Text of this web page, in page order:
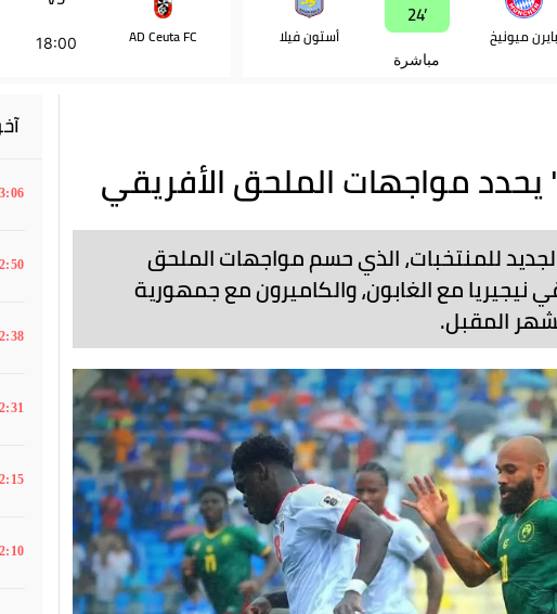
بايرن ميونيخ
24‎’‎
مباشرة
أستون فيلا AD Ceuta FC
18:00
للمنتخبات، الذي حسم مواجهات الملحق
لكأس العالم 2026، حيث تلتقي نيجيريا مع الغابون، والكاميرون مع جمهورية
المقبل.